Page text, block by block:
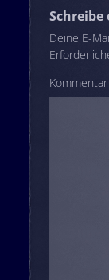
Deine E-
Kommentar